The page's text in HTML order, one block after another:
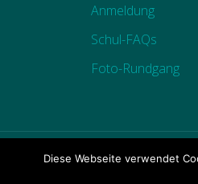
Anmeldung
Schul-FAQs
Foto-Rundgang
Diese Webseite verwendet